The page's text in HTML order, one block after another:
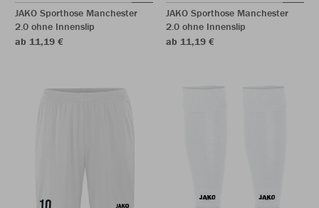
JAKO Sporthose Manchester
2.0 ohne Innenslip
ab 11,19 €
JAKO Sporthose Manchester
2.0 ohne Innenslip
ab 11,19 €